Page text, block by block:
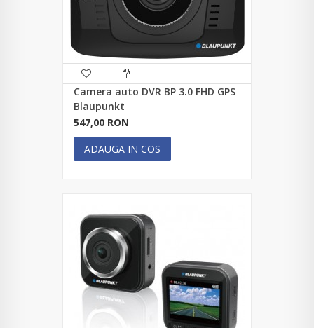
Camera auto DVR BP 3.0 FHD GPS
Blaupunkt
547,00 RON
ADAUGA IN COS